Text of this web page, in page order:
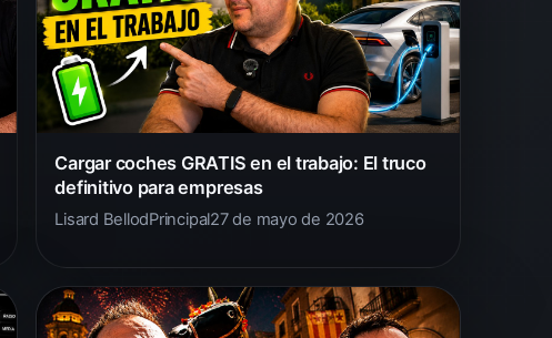
Cargar coches GRATIS en el trabajo: El truco
definitivo para empresas
Lisard BellodPrincipal27 de mayo de 2026